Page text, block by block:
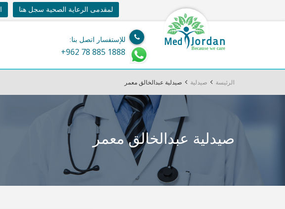
لمقدمى الرعاية الصحية سجل هنا
Med Jordan
Because we care
للإستفسار اتصل بنا:
+962 78 885 1888
الرئيسة صيدلية صيدلية عبدالخالق معمر
صيدلية عبدالخالق معمر